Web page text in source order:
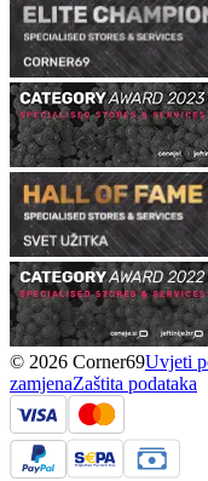
© 2026 Corner69Uvjeti
zamjenaZaštita podataka